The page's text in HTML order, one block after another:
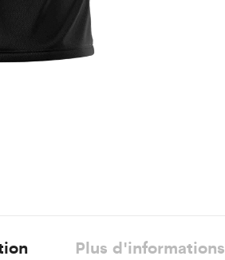
Plus d'informations